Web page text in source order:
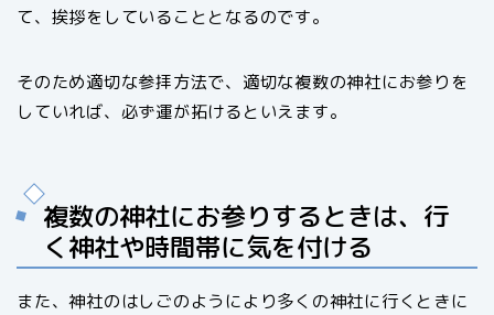
て、挨拶をしていることとなるのです。
そのため適切な参拝方法で、適切な複数の神社にお参りを
していれば、必ず運が拓けるといえます。
複数の神社にお参りするときは、行
く神社や時間帯に気を付ける
また、神社のはしごのようにより多くの神社に行くときに